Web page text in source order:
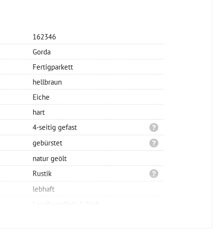
162346
Gorda
Fertigparkett
hellbraun
Eiche
hart
4-seitig gefast
gebürstet
natur geölt
Rustik
lebhaft
Landhausdiele 1-Stab